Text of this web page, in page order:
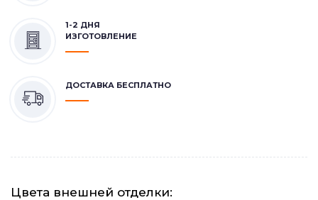
1-2 ДНЯ
ИЗГОТОВЛЕНИЕ
ДОСТАВКА БЕСПЛАТНО
Цвета внешней отделки: